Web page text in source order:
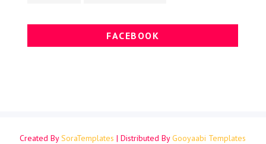
FACEBOOK
Created BySoraTemplates | Distributed ByGooyaabi Templates